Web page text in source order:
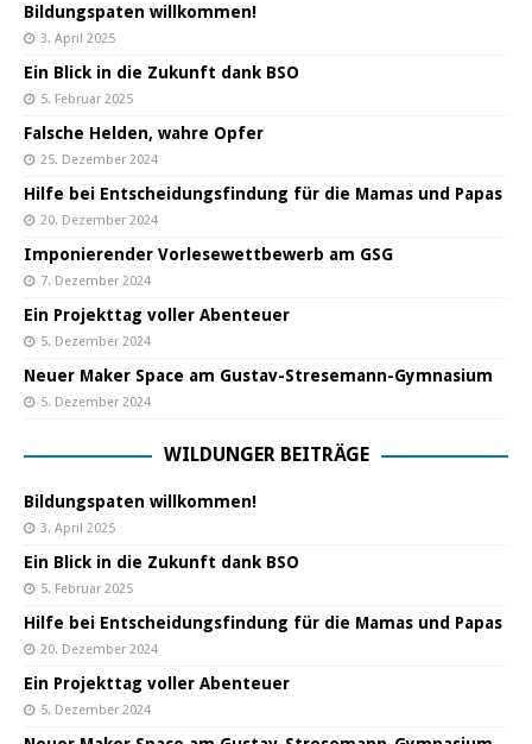
Bildungspaten willkommen!
3. April 2025
Ein Blick in die Zukunft dank BSO
5. Februar 2025
Falsche Helden, wahre Opfer
25. Dezember 2024
Hilfe bei Entscheidungsfindung für die Mamas und Papas
20. Dezember 2024
Imponierender Vorlesewettbewerb am GSG
7. Dezember 2024
Ein Projekttag voller Abenteuer
5. Dezember 2024
Neuer Maker Space am Gustav-Stresemann-Gymnasium
5. Dezember 2024
WILDUNGER BEITRÄGE
Bildungspaten willkommen!
3. April 2025
Ein Blick in die Zukunft dank BSO
5. Februar 2025
Hilfe bei Entscheidungsfindung für die Mamas und Papas
20. Dezember 2024
Ein Projekttag voller Abenteuer
5. Dezember 2024